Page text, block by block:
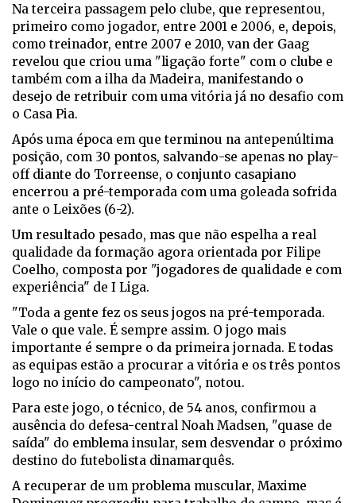
Na terceira passagem pelo clube, que representou,
primeiro como jogador, entre 2001 e 2006, e, depois,
como treinador, entre 2007 e 2010, van der Gaag
revelou que criou uma "ligação forte" com o clube e
também com a ilha da Madeira, manifestando o
desejo de retribuir com uma vitória já no desafio com
o Casa Pia.
Após uma época em que terminou na antepenúltima
posição, com 30 pontos, salvando-se apenas no play-
off diante do Torreense, o conjunto casapiano
encerrou a pré-temporada com uma goleada sofrida
ante o Leixões (6-2).
Um resultado pesado, mas que não espelha a real
qualidade da formação agora orientada por Filipe
Coelho, composta por "jogadores de qualidade e com
experiência" de I Liga.
"Toda a gente fez os seus jogos na pré-temporada.
Vale o que vale. É sempre assim. O jogo mais
importante é sempre o da primeira jornada. E todas
as equipas estão a procurar a vitória e os três pontos
logo no início do campeonato", notou.
Para este jogo, o técnico, de 54 anos, confirmou a
ausência do defesa-central Noah Madsen, "quase de
saída" do emblema insular, sem desvendar o próximo
destino do futebolista dinamarquês.
A recuperar de um problema muscular, Maxime